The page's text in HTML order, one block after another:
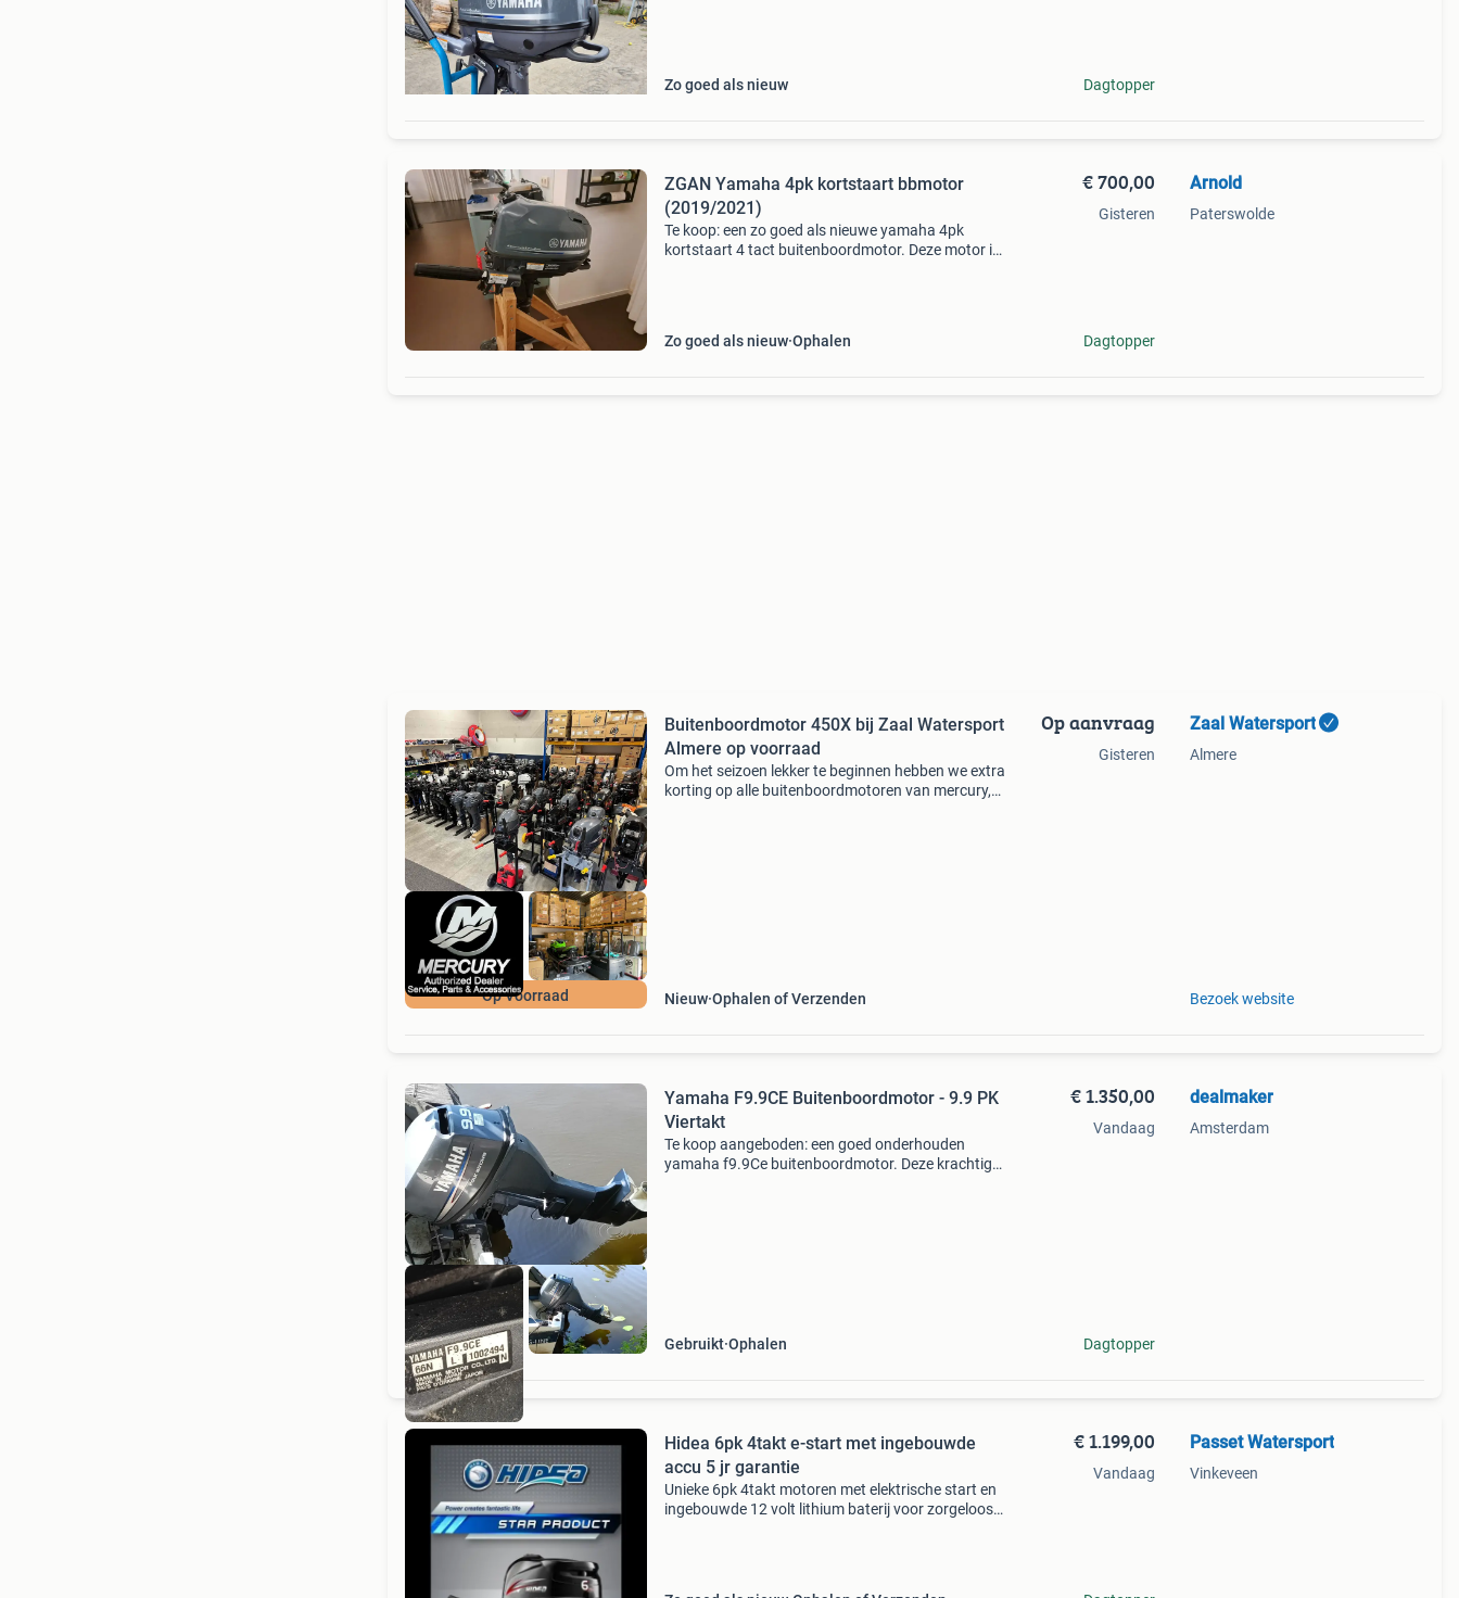
Zo goed als nieuw Dagtopper
ZGAN Yamaha 4pk kortstaart bbmotor
(2019/2021)
Te koop: een zo goed als nieuwe yamaha 4pk
kortstaart 4 tact buitenboordmotor. Deze motor is
Zo goed als nieuw Ophalen
€ 700,00
Gisteren
Dagtopper
Arnold
Paterswolde
Op Voorraad
Buitenboordmotor 450X bij Zaal Watersport
Almere op voorraad
Om het seizoen lekker te beginnen hebben we extra
korting op alle buitenboordmotoren van mercury,
Nieuw Ophalen of Verzenden
Op aanvraag
Gisteren
Zaal Watersport
Almere
Bezoek website
Yamaha F9.9CE Buitenboordmotor - 9.9 PK
Viertakt
Te koop aangeboden: een goed onderhouden
yamaha f9.9Ce buitenboordmotor. Deze krachtige
Gebruikt Ophalen
€ 1.350,00
Vandaag
Dagtopper
dealmaker
Amsterdam
Hidea 6pk 4takt e-start met ingebouwde
accu 5 jr garantie
Unieke 6pk 4takt motoren met elektrische start en
ingebouwde 12 volt lithium baterij voor zorgeloos
€ 1.199,00
Vandaag
Passet Watersport
Vinkeveen